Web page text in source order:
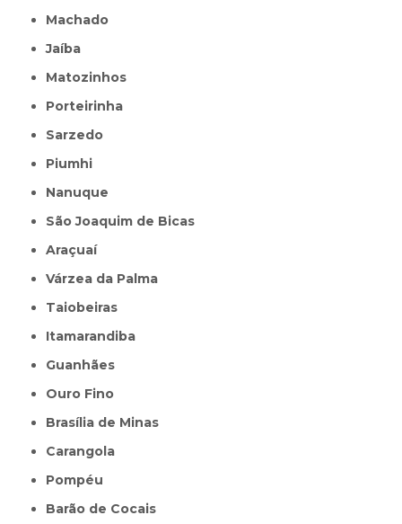
Machado
Jaíba
Matozinhos
Porteirinha
Sarzedo
Piumhi
Nanuque
São Joaquim de Bicas
Araçuaí
Várzea da Palma
Taiobeiras
Itamarandiba
Guanhães
Ouro Fino
Brasília de Minas
Carangola
Pompéu
Barão de Cocais